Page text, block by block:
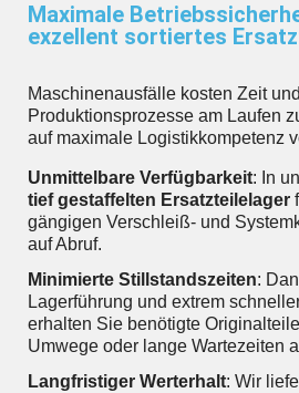
Maximale
exzellent sortiertes
Maschinenausfälle kosten Zeit
Produktionsprozesse am Laufen
auf maximale Logistikkompetenz
Unmittelbare Verfügbarkeit: In
tief gestaffelten Ersatzteilelager
gängigen Verschleiß- und
auf Abruf.
Minimierte Stillstandszeiten:
Lagerführung und extrem
erhalten Sie benötigte
Umwege oder lange Wartezeiten
Langfristiger Werterhalt: Wir